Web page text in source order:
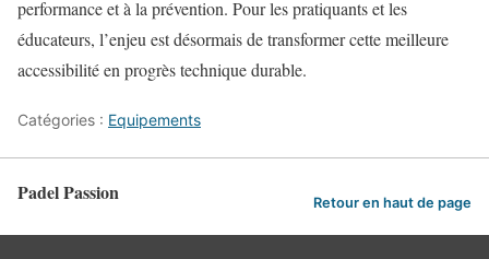
performance et à la prévention. Pour les pratiquants et les
éducateurs, l’enjeu est désormais de transformer cette meilleure
accessibilité en progrès technique durable.
Catégories : Equipements
Padel Passion Retour en haut de page